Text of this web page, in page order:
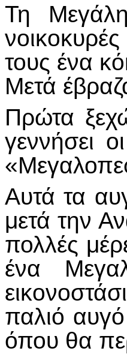
Τη
τους ένα
Μετά
Πρώτα
γεννήσει
Αυτά τα
μετά την
πολλές
ένα
παλιό
όπου θα